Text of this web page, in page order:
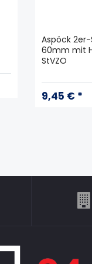
Aspöck
60mm mit
StVZO
9,45 € *